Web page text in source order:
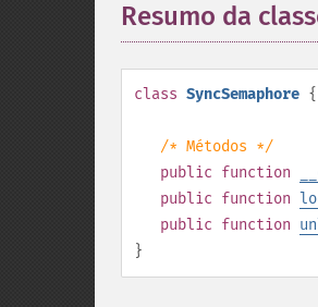
Resumo da
class SyncSemaphore {
/* Métodos */
public function
public function
public function
}